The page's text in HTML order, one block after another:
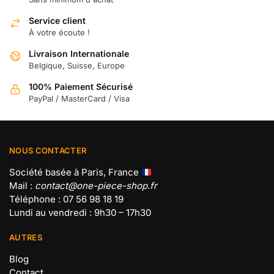
choisies
sur
page
Service client
À votre écoute !
Livraison Internationale
Belgique, Suisse, Europe
100% Paiement Sécurisé
PayPal / MasterCard / Visa
NOUS CONTACTER
Société basée à Paris, France
Mail : contact@one-piece-shop.fr
Téléphone : 07 56 98 18 19
Lundi au vendredi : 9h30 – 17h30
AUTRES
Blog